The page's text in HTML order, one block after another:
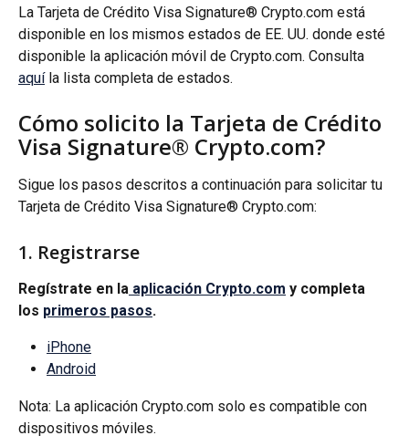
La Tarjeta de Crédito Visa Signature® Crypto.com está
disponible en los mismos estados de EE. UU. donde esté
disponible la aplicación móvil de Crypto.com. Consulta
aquí la lista completa de estados.
Cómo solicito la Tarjeta de Crédito
Visa Signature® Crypto.com?
Sigue los pasos descritos a continuación para solicitar tu
Tarjeta de Crédito Visa Signature® Crypto.com:
1. Registrarse
Regístrate en la aplicación Crypto.com y completa
los primeros pasos.
iPhone
Android
Nota: La aplicación Crypto.com solo es compatible con
dispositivos móviles.